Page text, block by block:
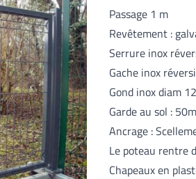
Passage 1 m
Revêtement :
Serrure inox
Gache inox
Gond inox diam
Garde au sol :
Ancrage :
Le poteau rentre
Chapeaux en